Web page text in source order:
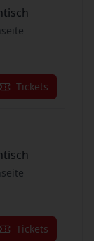
Tickets
Tickets